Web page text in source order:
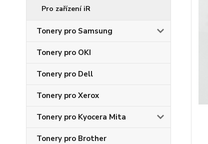
Pro zařízení iR
Tonery pro Samsung
Tonery pro OKI
Tonery pro Dell
Tonery pro Xerox
Tonery pro Kyocera Mita
Tonery pro Brother